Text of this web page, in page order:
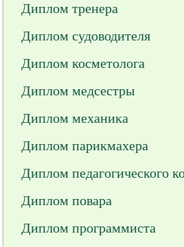
Диплом тренера
Диплом судоводителя
Диплом косметолога
Диплом медсестры
Диплом механика
Диплом парикмахера
Диплом педагогического
Диплом повара
Диплом программиста